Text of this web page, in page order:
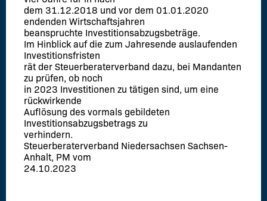
dem 31.12.2018 und vor dem 01.01.2020
endenden Wirtschaftsjahren
beanspruchte Investitionsabzugsbeträge.
Im Hinblick auf die zum Jahresende auslaufenden
Investitionsfristen
rät der Steuerberaterverband dazu, bei Mandanten
zu prüfen, ob noch
in 2023 Investitionen zu tätigen sind, um eine
rückwirkende
Auflösung des vormals gebildeten
Investitionsabzugsbetrags zu
verhindern.
Steuerberaterverband Niedersachsen Sachsen-
Anhalt, PM vom
24.10.2023